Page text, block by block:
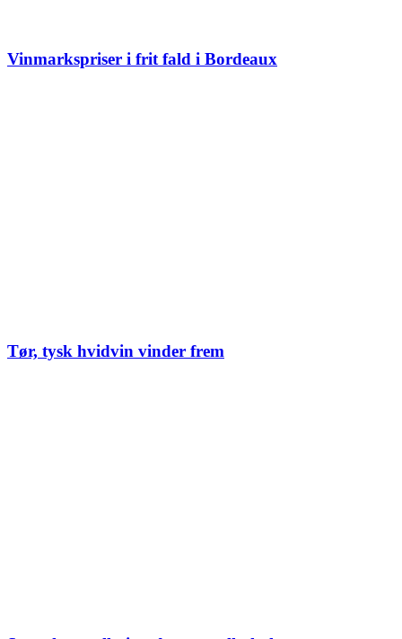
Vinmarkspriser i frit fald i Bordeaux
Tør, tysk hvidvin vinder frem